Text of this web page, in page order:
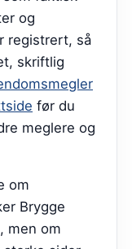
og
registrert, så
skriftlig
før du
meglere og
om
Brygge
men om